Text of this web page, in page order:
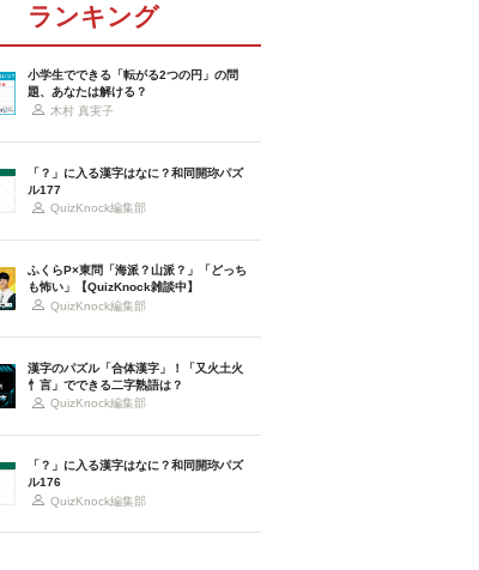
ランキング
小学生でできる「転がる2つの円」の問
題、あなたは解ける？
木村 真実子
「？」に入る漢字はなに？和同開珎パズ
ル177
QuizKnock編集部
ふくらP×東問「海派？山派？」「どっち
も怖い」【QuizKnock雑談中】
QuizKnock編集部
漢字のパズル「合体漢字」！「又火土火
忄言」でできる二字熟語は？
QuizKnock編集部
「？」に入る漢字はなに？和同開珎パズ
ル176
QuizKnock編集部